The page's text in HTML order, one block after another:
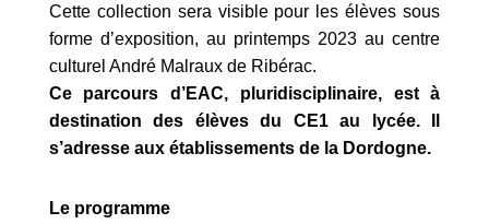
Cette collection sera visible pour les élèves sous
forme d’exposition, au printemps 2023 au centre
culturel André Malraux de Ribérac.
Ce parcours d’EAC, pluridisciplinaire, est à
destination des élèves du CE1 au lycée. Il
s’adresse aux établissements de la Dordogne.
Le programme